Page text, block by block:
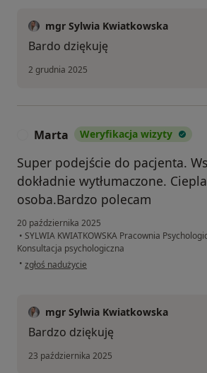
mgr Sylwia Kwiatkowska
Bardo dziękuję
2 grudnia 2025
Marta Weryfikacja wizyty
Super podejście do pacjenta.
dokładnie wytłumaczone.
osoba.Bardzo polecam
20 października 2025
• SYLWIA KWIATKOWSKA Pracownia
Konsultacja psychologiczna
• w opinii użytkownika Marta
zgłoś nadużycie
mgr Sylwia Kwiatkowska
Bardzo dziękuję
23 października 2025